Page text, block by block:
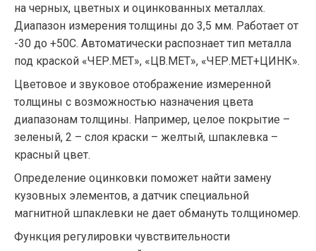
на черных, цветных и оцинкованных металлах.
Диапазон измерения толщины до 3,5 мм. Работает от
-30 до +50С. Автоматически распознает тип металла
под краской «ЧЕР.МЕТ», «ЦВ.МЕТ», «ЧЕР.МЕТ+ЦИНК».
Цветовое и звуковое отображение измеренной
толщины с возможностью назначения цвета
диапазонам толщины. Например, целое покрытие –
зеленый, 2 – слоя краски – желтый, шпаклевка –
красный цвет.
Определение оцинковки поможет найти замену
кузовных элементов, а датчик специальной
магнитной шпаклевки не дает обмануть толщиномер.
Функция регулировки чувствительности